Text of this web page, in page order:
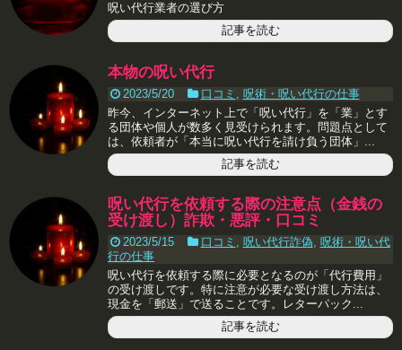
呪い代行業者の選び方
記事を読む
本物の呪い代行
2023/5/20 口コミ , 呪術・呪い代行の仕事
昨今、インターネット上で「呪い代行」を「業」とす
る団体や個人が数多く見受けられます。問題点として
は、依頼者が「本当に呪い代行を請け負う団体」...
記事を読む
呪い代行を依頼する際の注意点（金銭の
受け渡し）詐欺・悪評・口コミ
2023/5/15 口コミ , 呪い代行詐偽, 呪術・呪い代
行の仕事
呪い代行を依頼する際に必要となるのが「代行費用」
の受け渡しです。特に注意が必要な受け渡し方法は、
現金を「郵送」で送ることです。レターパック...
記事を読む